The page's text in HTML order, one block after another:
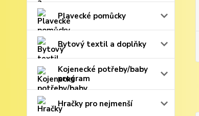
Plavecké pomůcky
Bytový textil a doplňky
Kojenecké potřeby/baby
program
Hračky pro nejmenší